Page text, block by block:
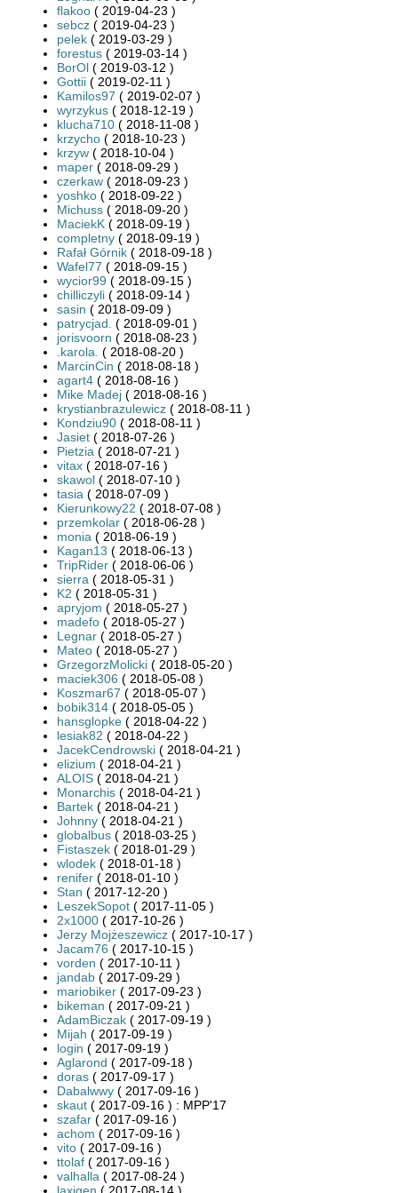
flakoo ( 2019-04-23 )
sebcz ( 2019-04-23 )
pelek ( 2019-03-29 )
forestus ( 2019-03-14 )
BorOl ( 2019-03-12 )
Gottii ( 2019-02-11 )
Kamilos97 ( 2019-02-07 )
wyrzykus ( 2018-12-19 )
klucha710 ( 2018-11-08 )
krzycho ( 2018-10-23 )
krzyw ( 2018-10-04 )
maper ( 2018-09-29 )
czerkaw ( 2018-09-23 )
yoshko ( 2018-09-22 )
Michuss ( 2018-09-20 )
MaciekK ( 2018-09-19 )
completny ( 2018-09-19 )
Rafał Górnik ( 2018-09-18 )
Wafel77 ( 2018-09-15 )
wycior99 ( 2018-09-15 )
chilliczyli ( 2018-09-14 )
sasin ( 2018-09-09 )
patrycjad. ( 2018-09-01 )
jorisvoorn ( 2018-08-23 )
.karola. ( 2018-08-20 )
MarcinCin ( 2018-08-18 )
agart4 ( 2018-08-16 )
Mike Madej ( 2018-08-16 )
krystianbrazulewicz ( 2018-08-11 )
Kondziu90 ( 2018-08-11 )
Jasiet ( 2018-07-26 )
Pietzia ( 2018-07-21 )
vitax ( 2018-07-16 )
skawol ( 2018-07-10 )
tasia ( 2018-07-09 )
Kierunkowy22 ( 2018-07-08 )
przemkolar ( 2018-06-28 )
monia ( 2018-06-19 )
Kagan13 ( 2018-06-13 )
TripRider ( 2018-06-06 )
sierra ( 2018-05-31 )
K2 ( 2018-05-31 )
apryjom ( 2018-05-27 )
madefo ( 2018-05-27 )
Legnar ( 2018-05-27 )
Mateo ( 2018-05-27 )
GrzegorzMolicki ( 2018-05-20 )
maciek306 ( 2018-05-08 )
Koszmar67 ( 2018-05-07 )
bobik314 ( 2018-05-05 )
hansglopke ( 2018-04-22 )
lesiak82 ( 2018-04-22 )
JacekCendrowski ( 2018-04-21 )
elizium ( 2018-04-21 )
ALOIS ( 2018-04-21 )
Monarchis ( 2018-04-21 )
Bartek ( 2018-04-21 )
Johnny ( 2018-04-21 )
globalbus ( 2018-03-25 )
Fistaszek ( 2018-01-29 )
wlodek ( 2018-01-18 )
renifer ( 2018-01-10 )
Stan ( 2017-12-20 )
LeszekSopot ( 2017-11-05 )
2x1000 ( 2017-10-26 )
Jerzy Mojżeszewicz ( 2017-10-17 )
Jacam76 ( 2017-10-15 )
vorden ( 2017-10-11 )
jandab ( 2017-09-29 )
mariobiker ( 2017-09-23 )
bikeman ( 2017-09-21 )
AdamBiczak ( 2017-09-19 )
Mijah ( 2017-09-19 )
login ( 2017-09-19 )
Aglarond ( 2017-09-18 )
doras ( 2017-09-17 )
Dabalwwy ( 2017-09-16 )
skaut ( 2017-09-16 ) : MPP'17
szafar ( 2017-09-16 )
achom ( 2017-09-16 )
vito ( 2017-09-16 )
ttolaf ( 2017-09-16 )
valhalla ( 2017-08-24 )
laxigen ( 2017-08-14 )